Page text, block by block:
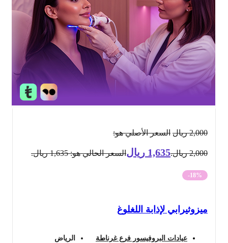
2,000 ريال السعر الأصلي هو:
2,000 ريال. 1,635 ريالالسعر الحالي هو: 1,635 ريال.
-18%
ميزوثيرابي لإذابة اللغلوغ
عيادات البروفيسور فرع غرناطة الرياض